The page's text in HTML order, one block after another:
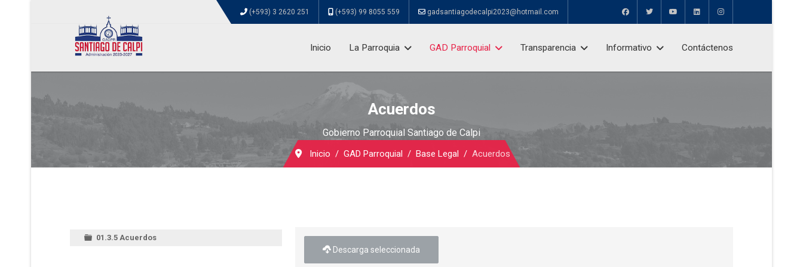
(+593) 3 2620 251 (+593) 99 8055 559 gadsantiagodecalpi2023@hotmail.com
Inicio La Parroquia GAD Parroquial Transparencia Informativo Contáctenos
Acuerdos
Gobierno Parroquial Santiago de Calpi
Inicio GAD Parroquial Base Legal Acuerdos
01.3.5 Acuerdos
Descarga seleccionada